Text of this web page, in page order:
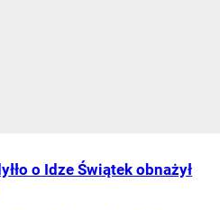
o Idze Świątek obnażył